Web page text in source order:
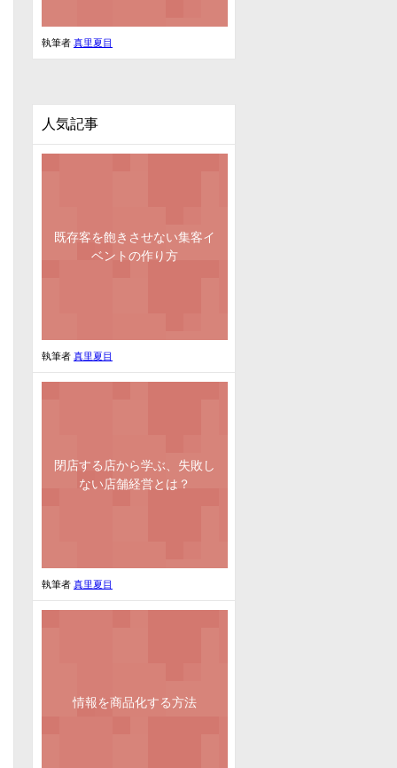
執筆者 真里夏目
人気記事
既存客を飽きさせない集客イ
ベントの作り方
執筆者 真里夏目
閉店する店から学ぶ、失敗し
ない店舗経営とは？
執筆者 真里夏目
情報を商品化する方法